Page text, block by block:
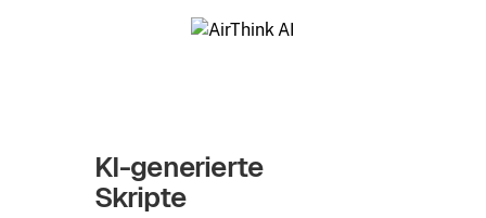
KI-generierte
Skripte